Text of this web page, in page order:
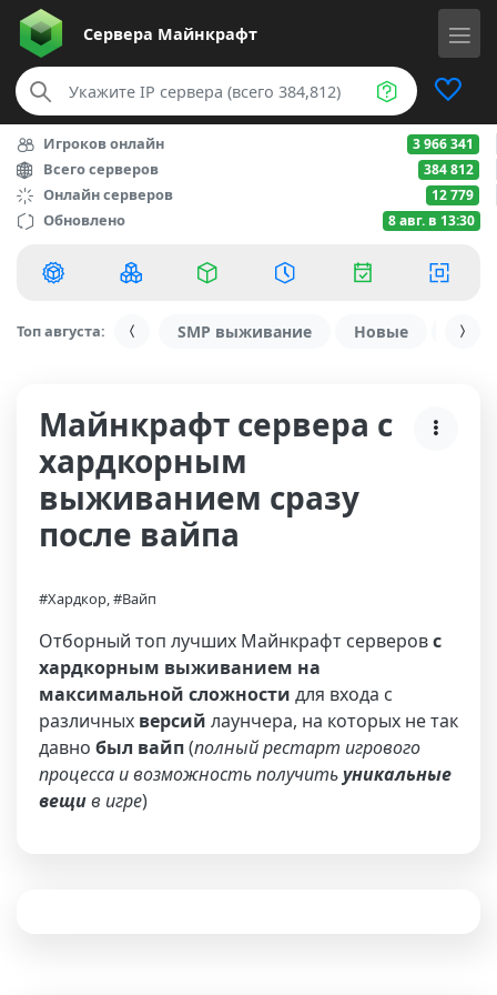
Сервера Майнкрафт
Игроков онлайн 3 966 341
Всего серверов 384 812
Онлайн серверов 12 779
Обновлено 8 авг. в 13:30
Топ августа: SMP выживание Новые С
Майнкрафт сервера с
хардкорным
выживанием сразу
после вайпа
#Хардкор, #Вайп
Отборный топ лучших Майнкрафт серверовс
хардкорным выживанием на
максимальной сложности для входа с
различных версий лаунчера, на которых не так
давно был вайп(полный рестарт игрового
процесса и возможность получитьуникальные
вещив игре)